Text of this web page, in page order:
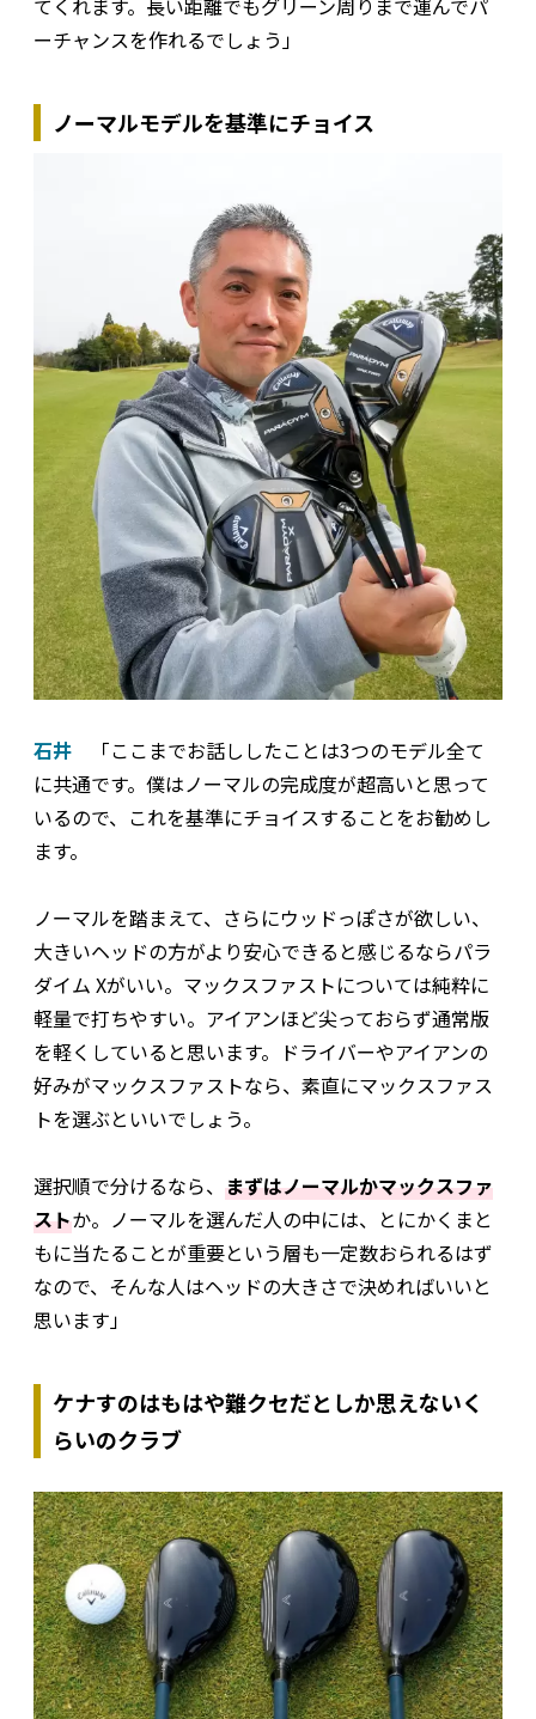
てくれます。長い距離でもグリーン周りまで運んでパ
ーチャンスを作れるでしょう」
ノーマルモデルを基準にチョイス
石井 「ここまでお話ししたことは3つのモデル全て
に共通です。僕はノーマルの完成度が超高いと思って
いるので、これを基準にチョイスすることをお勧めし
ます。
ノーマルを踏まえて、さらにウッドっぽさが欲しい、
大きいヘッドの方がより安心できると感じるならパラ
ダイム Xがいい。マックスファストについては純粋に
軽量で打ちやすい。アイアンほど尖っておらず通常版
を軽くしていると思います。ドライバーやアイアンの
好みがマックスファストなら、素直にマックスファス
トを選ぶといいでしょう。
選択順で分けるなら、 まずはノーマルかマックスファ
ストか。ノーマルを選んだ人の中には、とにかくまと
もに当たることが重要という層も一定数おられるはず
なので、そんな人はヘッドの大きさで決めればいいと
思います」
ケナすのはもはや難クセだとしか思えないく
らいのクラブ